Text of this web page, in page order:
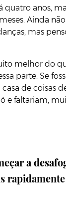
quatro anos,
Ainda
mas
melhor do
parte. Se
de coisas
e faltariam,
a